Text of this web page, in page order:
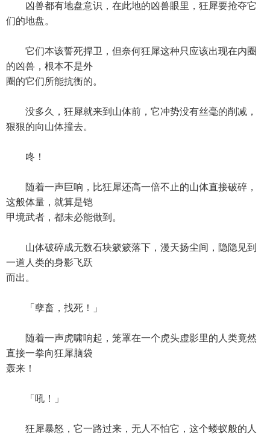
凶兽都有地盘意识，在此地的凶兽眼里，狂犀要抢夺它
们的地盘。
它们本该誓死捍卫，但奈何狂犀这种只应该出现在内圈
的凶兽，根本不是外
圈的它们所能抗衡的。
没多久，狂犀就来到山体前，它冲势没有丝毫的削减，
狠狠的向山体撞去。
咚！
随着一声巨响，比狂犀还高一倍不止的山体直接破碎，
这般体量，就算是铠
甲境武者，都未必能做到。
山体破碎成无数石块簌簌落下，漫天扬尘间，隐隐见到
一道人类的身影飞跃
而出。
「孽畜，找死！」
随着一声虎啸响起，笼罩在一个虎头虚影里的人类竟然
直接一拳向狂犀脑袋
轰来！
「吼！」
狂犀暴怒，它一路过来，无人不怕它，这个蝼蚁般的人